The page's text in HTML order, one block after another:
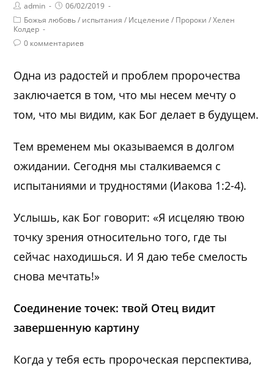
admin
06/02/2019
Божья любовь / испытания / Исцеление / Пророки / Хелен
Колдер
0 комментариев
Одна из радостей и проблем пророчества
заключается в том, что мы несем мечту о
том, что мы видим, как Бог делает в будущем.
Тем временем мы оказываемся в долгом
ожидании. Сегодня мы сталкиваемся с
испытаниями и трудностями (Иакова 1:2-4).
Услышь, как Бог говорит: «Я исцеляю твою
точку зрения относительно того, где ты
сейчас находишься. И Я даю тебе смелость
снова мечтать!»
Соединение точек: твой Отец видит
завершенную картину
Когда у тебя есть пророческая перспектива,